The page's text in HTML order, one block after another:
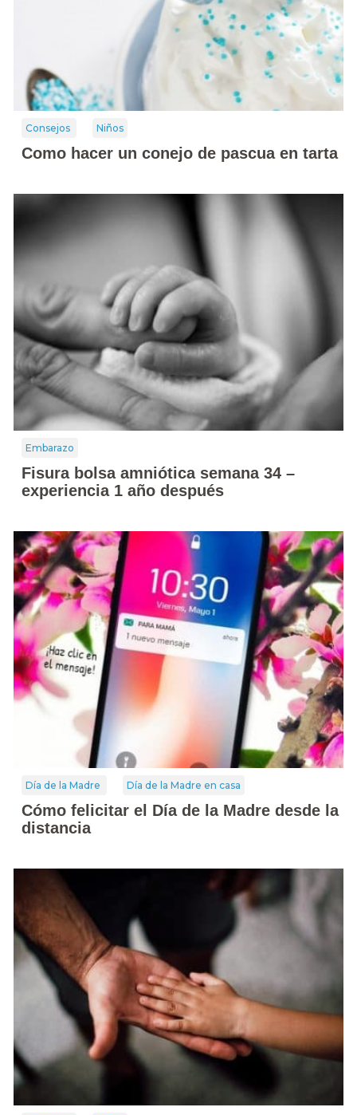
Consejos Niños
Como hacer un conejo de pascua en tarta
Embarazo
Fisura bolsa amniótica semana 34 –
experiencia 1 año después
Día de la Madre Día de la Madre en casa
Cómo felicitar el Día de la Madre desde la
distancia